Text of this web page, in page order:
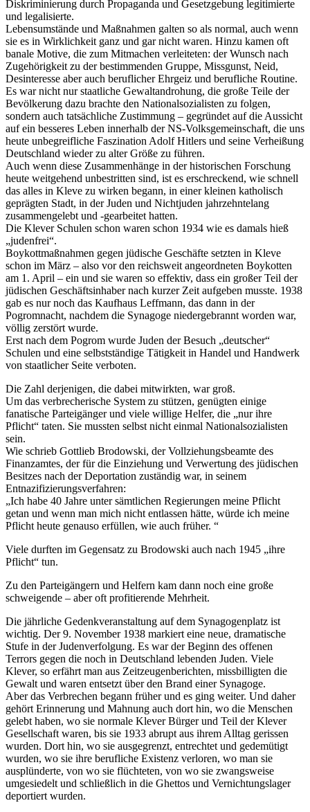
Diskriminierung durch Propaganda und Gesetzgebung legitimierte
und legalisierte.
Lebensumstände und Maßnahmen galten so als normal, auch wenn
sie es in Wirklichkeit ganz und gar nicht waren. Hinzu kamen oft
banale Motive, die zum Mitmachen verleiteten: der Wunsch nach
Zugehörigkeit zu der bestimmenden Gruppe, Missgunst, Neid,
Desinteresse aber auch beruflicher Ehrgeiz und berufliche Routine.
Es war nicht nur staatliche Gewaltandrohung, die große Teile der
Bevölkerung dazu brachte den Nationalsozialisten zu folgen,
sondern auch tatsächliche Zustimmung – gegründet auf die Aussicht
auf ein besseres Leben innerhalb der NS-Volksgemeinschaft, die uns
heute unbegreifliche Faszination Adolf Hitlers und seine Verheißung
Deutschland wieder zu alter Größe zu führen.
Auch wenn diese Zusammenhänge in der historischen Forschung
heute weitgehend unbestritten sind, ist es erschreckend, wie schnell
das alles in Kleve zu wirken begann, in einer kleinen katholisch
geprägten Stadt, in der Juden und Nichtjuden jahrzehntelang
zusammengelebt und -gearbeitet hatten.
Die Klever Schulen schon waren schon 1934 wie es damals hieß
„judenfrei“.
Boykottmaßnahmen gegen jüdische Geschäfte setzten in Kleve
schon im März – also vor den reichsweit angeordneten Boykotten
am 1. April – ein und sie waren so effektiv, dass ein großer Teil der
jüdischen Geschäftsinhaber nach kurzer Zeit aufgeben musste. 1938
gab es nur noch das Kaufhaus Leffmann, das dann in der
Pogromnacht, nachdem die Synagoge niedergebrannt worden war,
völlig zerstört wurde.
Erst nach dem Pogrom wurde Juden der Besuch „deutscher“
Schulen und eine selbstständige Tätigkeit in Handel und Handwerk
von staatlicher Seite verboten.
Die Zahl derjenigen, die dabei mitwirkten, war groß.
Um das verbrecherische System zu stützen, genügten einige
fanatische Parteigänger und viele willige Helfer, die „nur ihre
Pflicht“ taten. Sie mussten selbst nicht einmal Nationalsozialisten
sein.
Wie schrieb Gottlieb Brodowski, der Vollziehungsbeamte des
Finanzamtes, der für die Einziehung und Verwertung des jüdischen
Besitzes nach der Deportation zuständig war, in seinem
Entnazifizierungsverfahren:
„Ich habe 40 Jahre unter sämtlichen Regierungen meine Pflicht
getan und wenn man mich nicht entlassen hätte, würde ich meine
Pflicht heute genauso erfüllen, wie auch früher. “
Viele durften im Gegensatz zu Brodowski auch nach 1945 „ihre
Pflicht“ tun.
Zu den Parteigängern und Helfern kam dann noch eine große
schweigende – aber oft profitierende Mehrheit.
Die jährliche Gedenkveranstaltung auf dem Synagogenplatz ist
wichtig. Der 9. November 1938 markiert eine neue, dramatische
Stufe in der Judenverfolgung. Es war der Beginn des offenen
Terrors gegen die noch in Deutschland lebenden Juden. Viele
Klever, so erfährt man aus Zeitzeugenberichten, missbilligten die
Gewalt und waren entsetzt über den Brand einer Synagoge.
Aber das Verbrechen begann früher und es ging weiter. Und daher
gehört Erinnerung und Mahnung auch dort hin, wo die Menschen
gelebt haben, wo sie normale Klever Bürger und Teil der Klever
Gesellschaft waren, bis sie 1933 abrupt aus ihrem Alltag gerissen
wurden. Dort hin, wo sie ausgegrenzt, entrechtet und gedemütigt
wurden, wo sie ihre berufliche Existenz verloren, wo man sie
ausplünderte, von wo sie flüchteten, von wo sie zwangsweise
umgesiedelt und schließlich in die Ghettos und Vernichtungslager
deportiert wurden.